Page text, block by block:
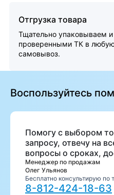
Отгрузка товара
Тщательно упаковываем
проверенными ТК в
самовывоз.
Воспользуйтесь
Помогу с выбором
запросу, отвечу на
вопросы о сроках,
Менеджер по продажам
Олег Ульянов
Бесплатно консультирую по
8-812-424-18-63